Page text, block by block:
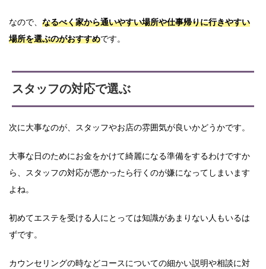
なので、 なるべく家から通いやすい場所や仕事帰りに行きやすい
場所を選ぶのがおすすめです。
スタッフの対応で選ぶ
次に大事なのが、スタッフやお店の雰囲気が良いかどうかです。
大事な日のためにお金をかけて綺麗になる準備をするわけですか
ら、スタッフの対応が悪かったら行くのが嫌になってしまいます
よね。
初めてエステを受ける人にとっては知識があまりない人もいるは
ずです。
カウンセリングの時などコースについての細かい説明や相談に対